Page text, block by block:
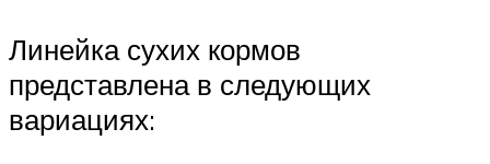
Линейка сухих кормов
представлена в следующих
вариациях: